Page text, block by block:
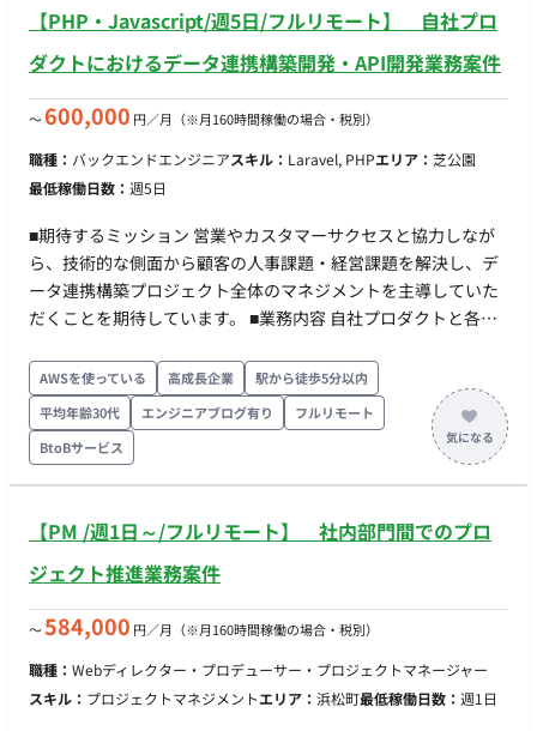
成するための一連の手順やプロセスを詳細に定義し、効率的か
つ効果的な業務フローを設計します。 ▼情報設計 ・サービ
ス全体の情報アーキテクチャを設計し、直感的なナビゲーショ
ンを実現するための構造を構築します。 ・コンテンツの配
置、優先順位付け、ページ構成の設計を行います。 ▼Figma
を使用した画面案の作成 ・Figmaを活用し、ワイヤーフレー
ムやモックアップを作成します。 ・インタラクティブなプロ
発チームとの連携 ・プロジェクトの要件を理解し、デザイン
面での最適なソリューションを提案します。 ・開発チームと
密に連携し、デザインの実装をサポートします。 ▼競合サー
ビスの把握 ・競合他社のデザインやユーザー体験を自ら確認
・競合の強みと弱みを理解し、それを基に自社のデザイン戦
略を策定します。 ■採用技術 フロント：React, MUI, TypeScript
バックエンド：Node, TypeScript インフラ：AWS,
CDK(TypeScript) その他：GitHub, GitHub Actions ■開発スタイ
ル ▼スプリント(半月単位） ・スプリントプランニング
ントレビュー（半月に1度） ・スプリントレトロスペクティ
ブ ▼同期コミュニケーション：Gather ・バーチャルオフ
ク情報：Notion, miro ・画面デザイン：Figma, miro ・プ
ロジェクト管理：Notion ・開発生産性改善：Findy Team+
・グループウェア：GoogleWorkspace(Gmail,
GoogleCalendar, SpreadSheet）
ェクト序盤）同エンドユーザー様のカードに紐づくインフラ設
計・構築業務 ■インフラ Windows, Linux, VMware, Nutanix ■
リモート、PC初期設定や本番作業時などは豊洲に出社）
【PHP・Javascript/週5日/フルリモート】 自社プロ
ダクトにおけるデータ連携構築開発・API開発業務案件
〜600,000 円／月 （※月160時間稼働の場合・税別）
職種： バックエンドエンジニアスキル： Laravel, PHPエリア： 芝公園
最低稼働日数： 週5日
■期待するミッション 営業やカスタマーサクセスと協力しなが
ら、技術的な側面から顧客の人事課題・経営課題を解決し、デ
ータ連携構築プロジェクト全体のマネジメントを主導していた
だくことを期待しています。 ■業務内容 自社プロダクトと各種
解決をサポートする、アジャイル開発メインのポジションで
す。 ご経験やスキルに応じて、以下の役割を分担しています。
・営業やカスタマーサクセスといった社内のフロント担当者に
同行し、システムに登録するデータに関して、顧客へのヒアリ
ングと課題分析 ・フロントに立って機能改善／新機能開発の要
技術解決に対するエンジニアへの具体的な指示、フォロー ・社
内外や外注先への指示・依頼・調整業務 ・リリーススケジュー
折衝） ■使用ツール Google Workspace, Slack, Zoom,
発概要 ・開発言語: PHP, JavaScript ・フレームワーク: Laravel,
CakePHP ・開発/運用環境: Docker, VSCode, PHPStorm, Node-
AWSを使っている 高成長企業
駅から徒歩5分以内
平均年齢30代
エンジニアブログ有り
フルリモート
BtoBサービス
【PM /週1日～/フルリモート】 社内部門間でのプロ
ジェクト推進業務案件
〜584,000 円／月 （※月160時間稼働の場合・税別）
職種： Webディレクター・プロデューサー・プロジェクトマネージャー
スキル： プロジェクトマネジメントエリア： 浜松町最低稼働日数： 週1日